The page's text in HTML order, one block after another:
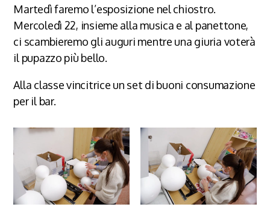
Martedì faremo l’esposizione nel chiostro.
Mercoledì 22, insieme alla musica e al panettone,
ci scambieremo gli auguri mentre una giuria voterà
il pupazzo più bello.
Alla classe vincitrice un set di buoni consumazione
per il bar.